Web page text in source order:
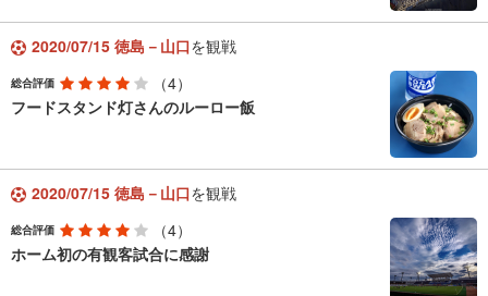
2020/07/15 徳島－山口を観戦
総合評価
（4）
フードスタンド灯さんのルーロー飯
2020/07/15 徳島－山口を観戦
総合評価
（4）
ホーム初の有観客試合に感謝